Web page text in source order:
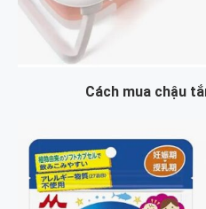
Cách mua chậu